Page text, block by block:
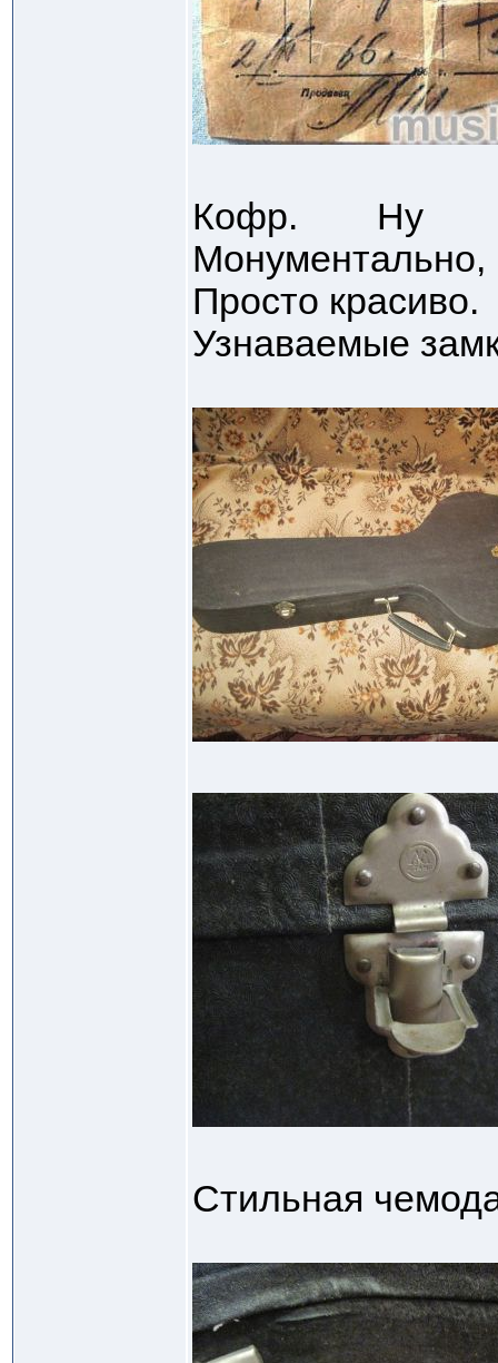
Кофр. Ну
Просто красиво.
Узнаваемые
Стильная